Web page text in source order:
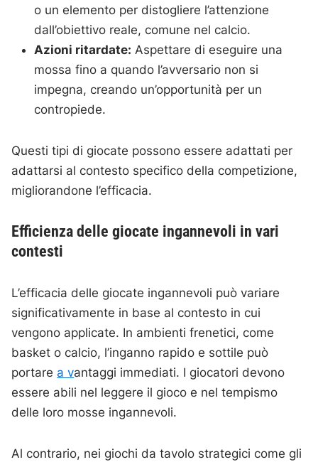
o un elemento per distogliere l’attenzione
dall’obiettivo reale, comune nel calcio.
Azioni ritardate: Aspettare di eseguire una
mossa fino a quando l’avversario non si
impegna, creando un’opportunità per un
contropiede.
Questi tipi di giocate possono essere adattati per
adattarsi al contesto specifico della competizione,
migliorandone l’efficacia.
Efficienza delle giocate ingannevoli in vari
contesti
L’efficacia delle giocate ingannevoli può variare
significativamente in base al contesto in cui
vengono applicate. In ambienti frenetici, come
basket o calcio, l’inganno rapido e sottile può
portare a vantaggi immediati. I giocatori devono
essere abili nel leggere il gioco e nel tempismo
delle loro mosse ingannevoli.
Al contrario, nei giochi da tavolo strategici come gli